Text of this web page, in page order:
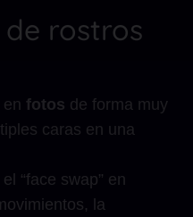
rostros
fotos de forma muy
caras en una
“face swap” en
la